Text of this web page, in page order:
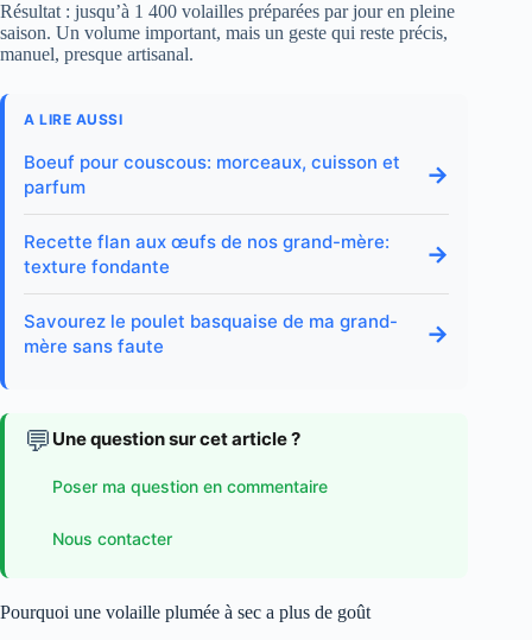
Résultat : jusqu’à 1 400 volailles préparées par jour en pleine
saison. Un volume important, mais un geste qui reste précis,
manuel, presque artisanal.
A LIRE AUSSI
Boeuf pour couscous: morceaux, cuisson et
parfum
→
Recette flan aux œufs de nos grand-mère:
texture fondante
→
Savourez le poulet basquaise de ma grand-
mère sans faute
→
💬 Une question sur cet article ?
Poser ma question en commentaire
Nous contacter
Pourquoi une volaille plumée à sec a plus de goût